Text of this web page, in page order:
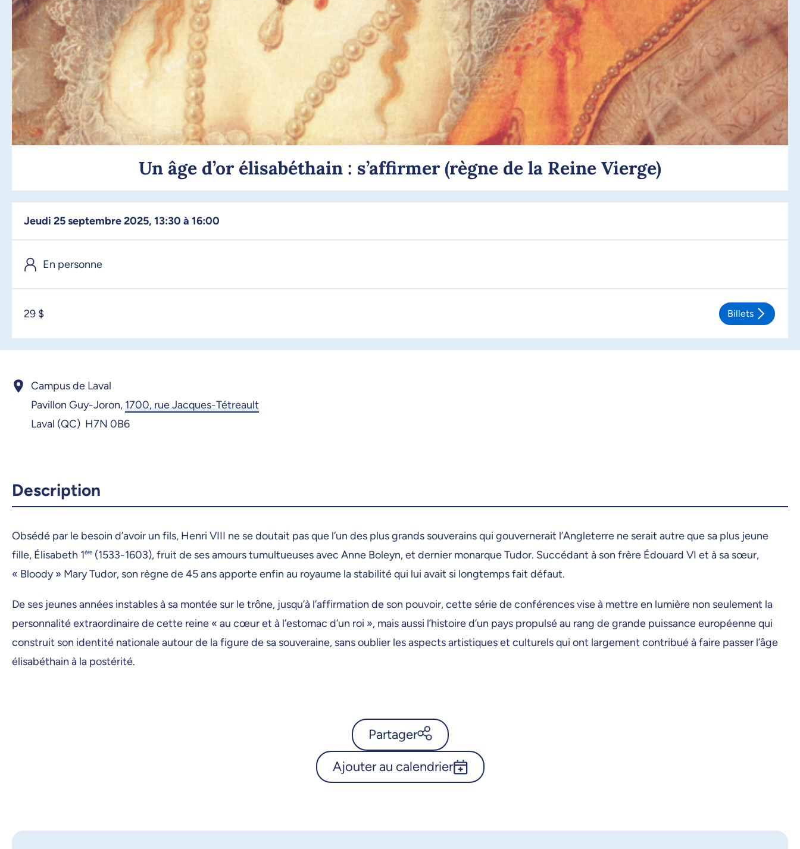
Un âge d’or élisabéthain : s’affirmer (règne de la Reine Vierge)
jeudi 25 septembre 2025, 13:30 à 16:00
En personne
29 $ Billets
Campus de Laval
Pavillon Guy-Joron, 1700, rue Jacques-Tétreault
Laval (QC) H7N 0B6
Description
Obsédé par le besoin d’avoir un fils, Henri VIII ne se doutait pas que l’un des plus grands souverains qui gouvernerait l’Angleterre ne serait autre que sa plus jeune
fille, Élisabeth 1ère (1533-1603), fruit de ses amours tumultueuses avec Anne Boleyn, et dernier monarque Tudor. Succédant à son frère Édouard VI et à sa sœur,
« Bloody » Mary Tudor, son règne de 45 ans apporte enfin au royaume la stabilité qui lui avait si longtemps fait défaut.
De ses jeunes années instables à sa montée sur le trône, jusqu’à l’affirmation de son pouvoir, cette série de conférences vise à mettre en lumière non seulement la
personnalité extraordinaire de cette reine « au cœur et à l’estomac d’un roi », mais aussi l’histoire d’un pays propulsé au rang de grande puissance européenne qui
construit son identité nationale autour de la figure de sa souveraine, sans oublier les aspects artistiques et culturels qui ont largement contribué à faire passer l’âge
élisabéthain à la postérité.
Partager
Calendrier de l’Université de
Montréal - Un âge d’or
Ajouter au calendrier